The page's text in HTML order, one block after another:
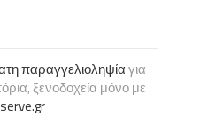
παραγγελιοληψίαγια
ξενοδοχεία μόνο με